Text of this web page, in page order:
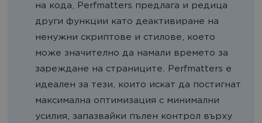
на кода, Perfmatters предлага и редица
други функции като деактивиране на
ненужни скриптове и стилове, което
може значително да намали времето за
зареждане на страниците. Perfmatters е
идеален за тези, които искат да постигнат
максимална оптимизация с минимални
усилия, запазвайки пълен контрол върху